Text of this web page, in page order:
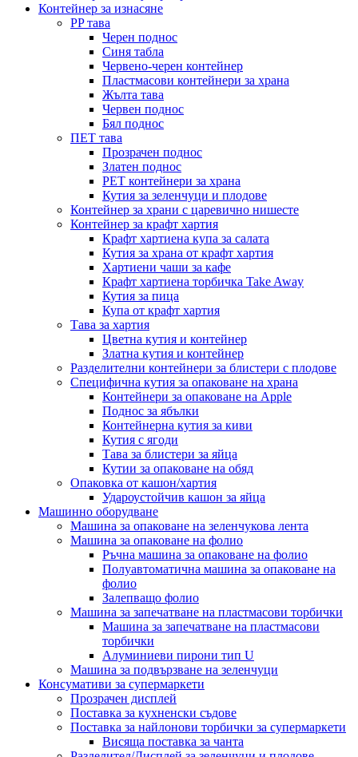
Контейнер за изнасяне
PP тава
Черен поднос
Синя табла
Червено-черен контейнер
Пластмасови контейнери за храна
Жълта тава
Червен поднос
Бял поднос
ПЕТ тава
Прозрачен поднос
Златен поднос
PET контейнери за храна
Кутия за зеленчуци и плодове
Контейнер за храни с царевично нишесте
Контейнер за крафт хартия
Крафт хартиена купа за салата
Кутия за храна от крафт хартия
Хартиени чаши за кафе
Крафт хартиена торбичка Take Away
Кутия за пица
Купа от крафт хартия
Тава за хартия
Цветна кутия и контейнер
Златна кутия и контейнер
Разделителни контейнери за блистери с плодове
Специфична кутия за опаковане на храна
Контейнери за опаковане на Apple
Поднос за ябълки
Контейнерна кутия за киви
Кутия с ягоди
Тава за блистери за яйца
Кутии за опаковане на обяд
Опаковка от кашон/хартия
Удароустойчив кашон за яйца
Машинно оборудване
Машина за опаковане на зеленчукова лента
Машина за опаковане на фолио
Ръчна машина за опаковане на фолио
Полуавтоматична машина за опаковане на
фолио
Залепващо фолио
Машина за запечатване на пластмасови торбички
Машина за запечатване на пластмасови
торбички
Алуминиеви пирони тип U
Машина за подвързване на зеленчуци
Консумативи за супермаркети
Прозрачен дисплей
Поставка за кухненски съдове
Поставка за найлонови торбички за супермаркети
Висяща поставка за чанта